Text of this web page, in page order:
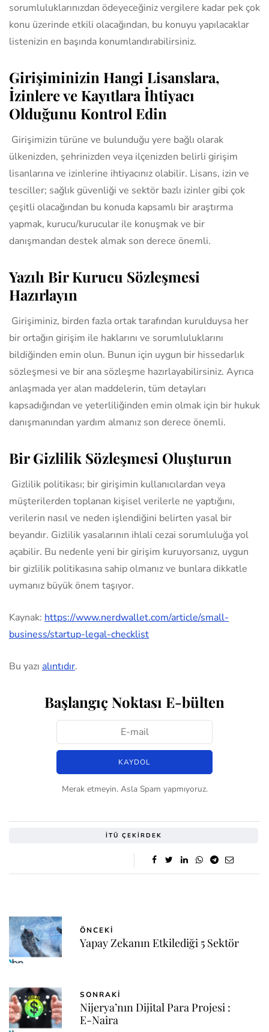
sorumluluklarınızdan ödeyeceğiniz vergilere kadar pek çok
konu üzerinde etkili olacağından, bu konuyu yapılacaklar
listenizin en başında konumlandırabilirsiniz.
Girişiminizin Hangi Lisanslara,
İzinlere ve Kayıtlara İhtiyacı
Olduğunu Kontrol Edin
Girişimizin türüne ve bulunduğu yere bağlı olarak
ülkenizden, şehrinizden veya ilçenizden belirli girişim
lisanlarına ve izinlerine ihtiyacınız olabilir. Lisans, izin ve
tesciller; sağlık güvenliği ve sektör bazlı izinler gibi çok
çeşitli olacağından bu konuda kapsamlı bir araştırma
yapmak, kurucu/kurucular ile konuşmak ve bir
danışmandan destek almak son derece önemli.
Yazılı Bir Kurucu Sözleşmesi
Hazırlayın
Girişiminiz, birden fazla ortak tarafından kurulduysa her
bir ortağın girişim ile haklarını ve sorumluluklarını
bildiğinden emin olun. Bunun için uygun bir hissedarlık
sözleşmesi ve bir ana sözleşme hazırlayabilirsiniz. Ayrıca
anlaşmada yer alan maddelerin, tüm detayları
kapsadığından ve yeterliliğinden emin olmak için bir hukuk
danışmanından yardım almanız son derece önemli.
Bir Gizlilik Sözleşmesi Oluşturun
Gizlilik politikası; bir girişimin kullanıcılardan veya
müşterilerden toplanan kişisel verilerle ne yaptığını,
verilerin nasıl ve neden işlendiğini belirten yasal bir
beyandır. Gizlilik yasalarının ihlali cezai sorumluluğa yol
açabilir. Bu nedenle yeni bir girişim kuruyorsanız, uygun
bir gizlilik politikasına sahip olmanız ve bunlara dikkatle
uymanız büyük önem taşıyor.
Kaynak: https://www.nerdwallet.com/article/small-
business/startup-legal-checklist
Bu yazı alıntıdır.
Başlangıç Noktası E-bülten
Merak etmeyin. Asla Spam yapmıyoruz.
İTÜ ÇEKIRDEK
ÖNCEKI
Yapay Zekanın Etkilediği 5 Sektör
SONRAKI
Nijerya’nın Dijital Para Projesi :
E-Naira